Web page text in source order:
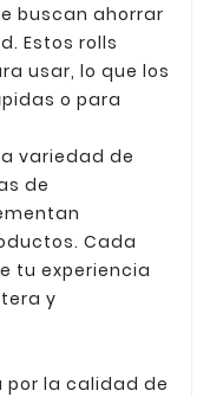
buscan ahorrar
Estos rolls
usar, lo que los
o para
variedad de
de
Cada
tu experiencia
y
por la calidad de